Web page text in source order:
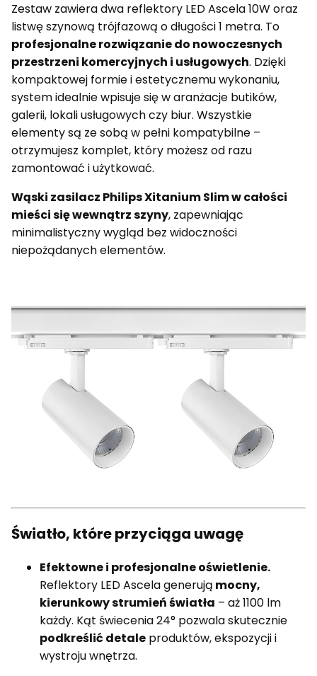
Zestaw zawiera dwa reflektory LED Ascela 10W oraz
listwę szynową trójfazową o długości 1 metra. To
profesjonalne rozwiązanie do nowoczesnych
przestrzeni komercyjnych i usługowych. Dzięki
kompaktowej formie i estetycznemu wykonaniu,
system idealnie wpisuje się w aranżacje butików,
galerii, lokali usługowych czy biur. Wszystkie
elementy są ze sobą w pełni kompatybilne –
otrzymujesz komplet, który możesz od razu
zamontować i użytkować.
Wąski zasilacz Philips Xitanium Slim w całości
mieści się wewnątrz szyny, zapewniając
minimalistyczny wygląd bez widoczności
niepożądanych elementów.
Światło, które przyciąga uwagę
Efektowne i profesjonalne oświetlenie.
Reflektory LED Ascela generują mocny,
kierunkowy strumień światła – aż 1100 lm
każdy. Kąt świecenia 24° pozwala skutecznie
podkreślić detale produktów, ekspozycji i
wystroju wnętrza.